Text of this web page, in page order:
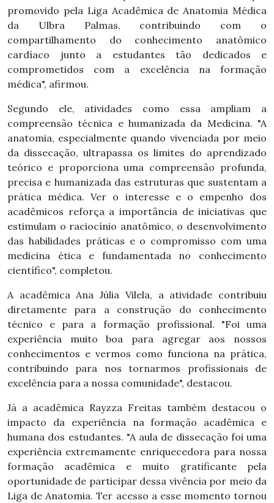
promovido pela Liga Acadêmica de Anatomia Médica
da Ulbra Palmas, contribuindo com o
compartilhamento do conhecimento anatômico
cardíaco junto a estudantes tão dedicados e
comprometidos com a excelência na formação
médica", afirmou.
Segundo ele, atividades como essa ampliam a
compreensão técnica e humanizada da Medicina. "A
anatomia, especialmente quando vivenciada por meio
da dissecação, ultrapassa os limites do aprendizado
teórico e proporciona uma compreensão profunda,
precisa e humanizada das estruturas que sustentam a
prática médica. Ver o interesse e o empenho dos
acadêmicos reforça a importância de iniciativas que
estimulam o raciocínio anatômico, o desenvolvimento
das habilidades práticas e o compromisso com uma
medicina ética e fundamentada no conhecimento
científico", completou.
A acadêmica Ana Júlia Vilela, a atividade contribuiu
diretamente para a construção do conhecimento
técnico e para a formação profissional. "Foi uma
experiência muito boa para agregar aos nossos
conhecimentos e vermos como funciona na prática,
contribuindo para nos tornarmos profissionais de
excelência para a nossa comunidade", destacou.
Já a acadêmica Rayzza Freitas também destacou o
impacto da experiência na formação acadêmica e
humana dos estudantes. "A aula de dissecação foi uma
experiência extremamente enriquecedora para nossa
formação acadêmica e muito gratificante pela
oportunidade de participar dessa vivência por meio da
Liga de Anatomia. Ter acesso a esse momento tornou